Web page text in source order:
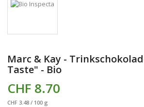
Marc & Kay -
Taste" - Bio
CHF 8.70
CHF 3.48 / 100 g